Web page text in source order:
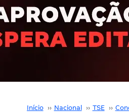
Início ›› Nacional ›› TSE ››